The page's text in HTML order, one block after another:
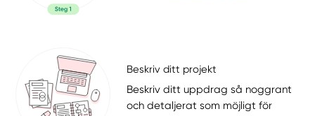
Beskriv ditt projekt
Beskriv ditt uppdrag så noggrant
och detaljerat som möjligt för